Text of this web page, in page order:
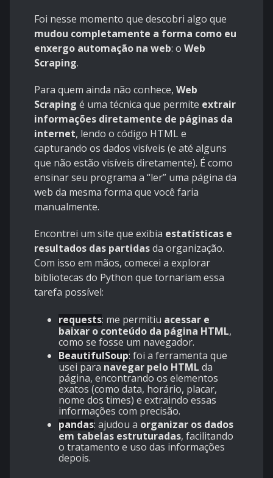
Foi nesse momento que descobri algo que
mudou completamente a forma como eu
enxergo automação na web: o Web
Scraping.
Para quem ainda não conhece, Web
Scraping é uma técnica que permite extrair
informações diretamente de páginas da
internet, lendo o código HTML e
capturando os dados visíveis (e até alguns
que não estão visíveis diretamente). É como
ensinar seu programa a “ler” uma página da
web da mesma forma que você faria
manualmente.
Encontrei um site que exibia estatísticas e
resultados das partidasda organização.
Com isso em mãos, comecei a explorar
bibliotecas do Python que tornariam essa
tarefa possível:
requests: me permitiu acessar e
baixar o conteúdo da página HTML,
como se fosse um navegador.
BeautifulSoup: foi a ferramenta que
usei para navegar pelo HTML da
página, encontrando os elementos
exatos (como data, horário, placar,
nome dos times) e extraindo essas
informações com precisão.
pandas: ajudou a organizar os dados
em tabelas estruturadas, facilitando
o tratamento e uso das informações
depois.